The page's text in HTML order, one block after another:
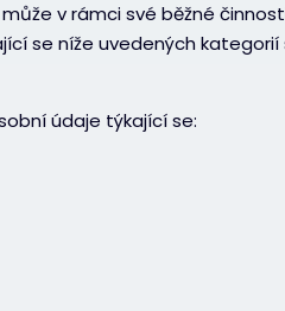
v rámci své běžné
se níže uvedených kategorií
údaje týkající se: